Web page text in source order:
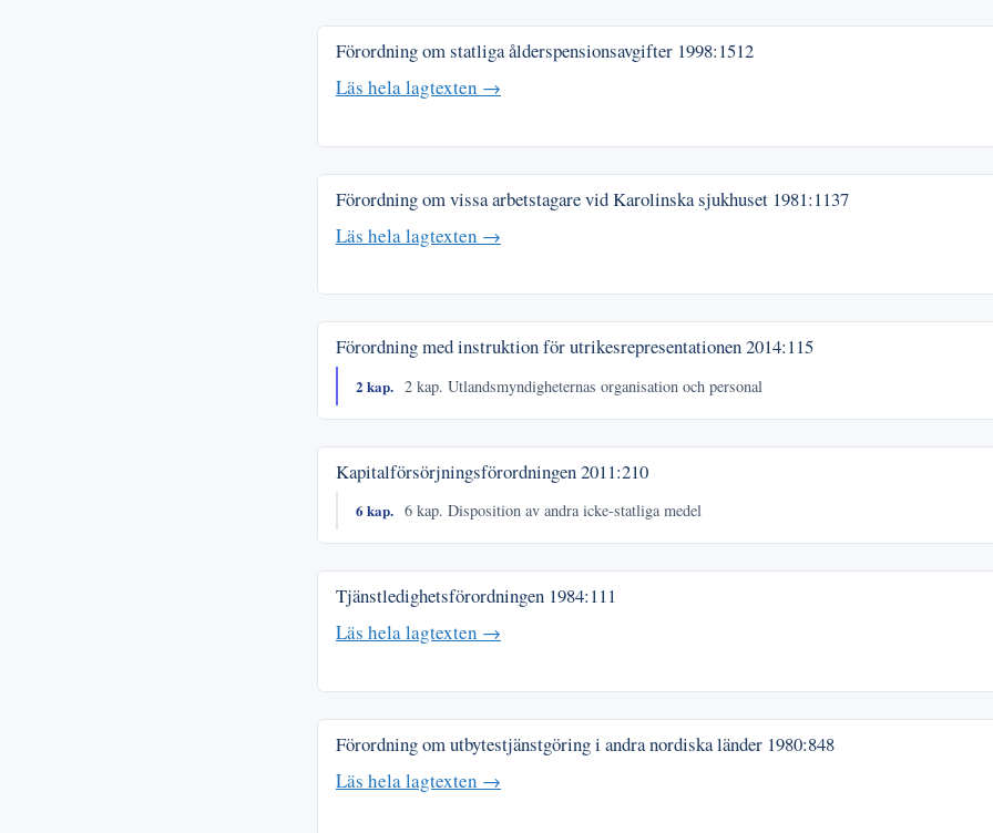
Förordning om statliga ålderspensionsavgifter 1998:1512
Läs hela lagtexten →
Förordning om vissa arbetstagare vid Karolinska sjukhuset 1981:1137
Läs hela lagtexten →
Förordning med instruktion för utrikesrepresentationen2014:115
2 kap. 2 kap. Utlandsmyndigheternas organisation och personal
Kapitalförsörjningsförordningen2011:210
6 kap. 6 kap. Disposition av andra icke-statliga medel
Tjänstledighetsförordningen 1984:111
Läs hela lagtexten →
Förordning om utbytestjänstgöring i andra nordiska länder 1980:848
Läs hela lagtexten →